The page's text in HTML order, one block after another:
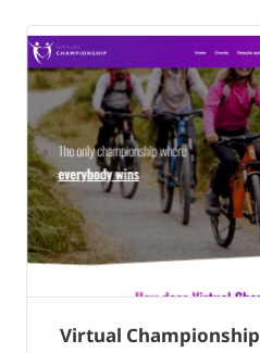
Virtual Championship